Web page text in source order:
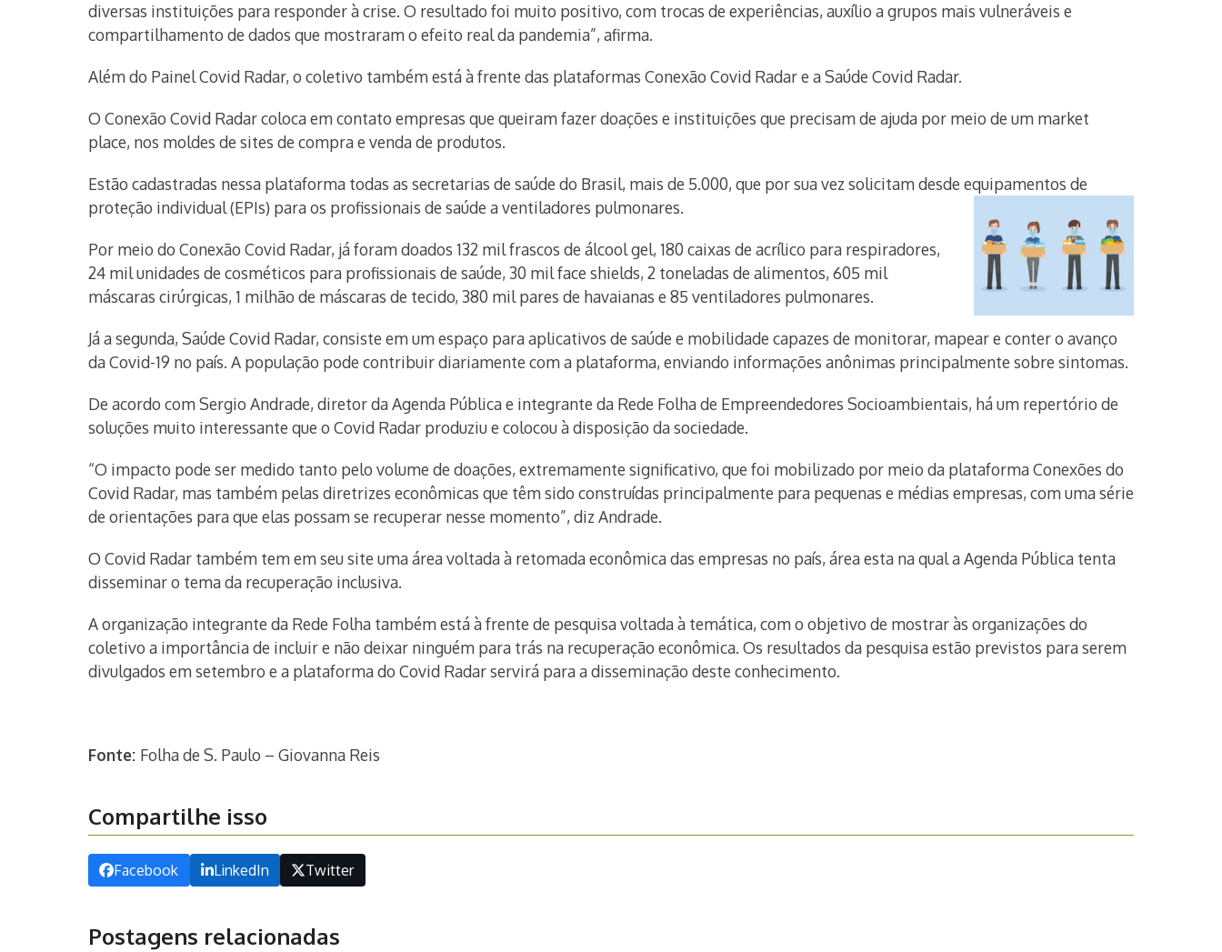
diversas instituições para responder à crise. O resultado foi muito positivo, com trocas de experiências, auxílio a grupos mais vulneráveis e
compartilhamento de dados que mostraram o efeito real da pandemia”, afirma.
Além do Painel Covid Radar, o coletivo também está à frente das plataformas Conexão Covid Radar e a Saúde Covid Radar.
O Conexão Covid Radar coloca em contato empresas que queiram fazer doações e instituições que precisam de ajuda por meio de um market
place, nos moldes de sites de compra e venda de produtos.
Estão cadastradas nessa plataforma todas as secretarias de saúde do Brasil, mais de 5.000, que por sua vez solicitam desde equipamentos de
proteção individual (EPIs) para os profissionais de saúde a ventiladores pulmonares.
Por meio do Conexão Covid Radar, já foram doados 132 mil frascos de álcool gel, 180 caixas de acrílico para respiradores,
24 mil unidades de cosméticos para profissionais de saúde, 30 mil face shields, 2 toneladas de alimentos, 605 mil
máscaras cirúrgicas, 1 milhão de máscaras de tecido, 380 mil pares de havaianas e 85 ventiladores pulmonares.
Já a segunda, Saúde Covid Radar, consiste em um espaço para aplicativos de saúde e mobilidade capazes de monitorar, mapear e conter o avanço
da Covid-19 no país. A população pode contribuir diariamente com a plataforma, enviando informações anônimas principalmente sobre sintomas.
De acordo com Sergio Andrade, diretor da Agenda Pública e integrante da Rede Folha de Empreendedores Socioambientais, há um repertório de
soluções muito interessante que o Covid Radar produziu e colocou à disposição da sociedade.
“O impacto pode ser medido tanto pelo volume de doações, extremamente significativo, que foi mobilizado por meio da plataforma Conexões do
Covid Radar, mas também pelas diretrizes econômicas que têm sido construídas principalmente para pequenas e médias empresas, com uma série
de orientações para que elas possam se recuperar nesse momento”, diz Andrade.
O Covid Radar também tem em seu site uma área voltada à retomada econômica das empresas no país, área esta na qual a Agenda Pública tenta
disseminar o tema da recuperação inclusiva.
A organização integrante da Rede Folha também está à frente de pesquisa voltada à temática, com o objetivo de mostrar às organizações do
coletivo a importância de incluir e não deixar ninguém para trás na recuperação econômica. Os resultados da pesquisa estão previstos para serem
divulgados em setembro e a plataforma do Covid Radar servirá para a disseminação deste conhecimento.
Fonte: Folha de S. Paulo – Giovanna Reis
Compartilhe isso
Facebook LinkedIn Twitter
Postagens relacionadas